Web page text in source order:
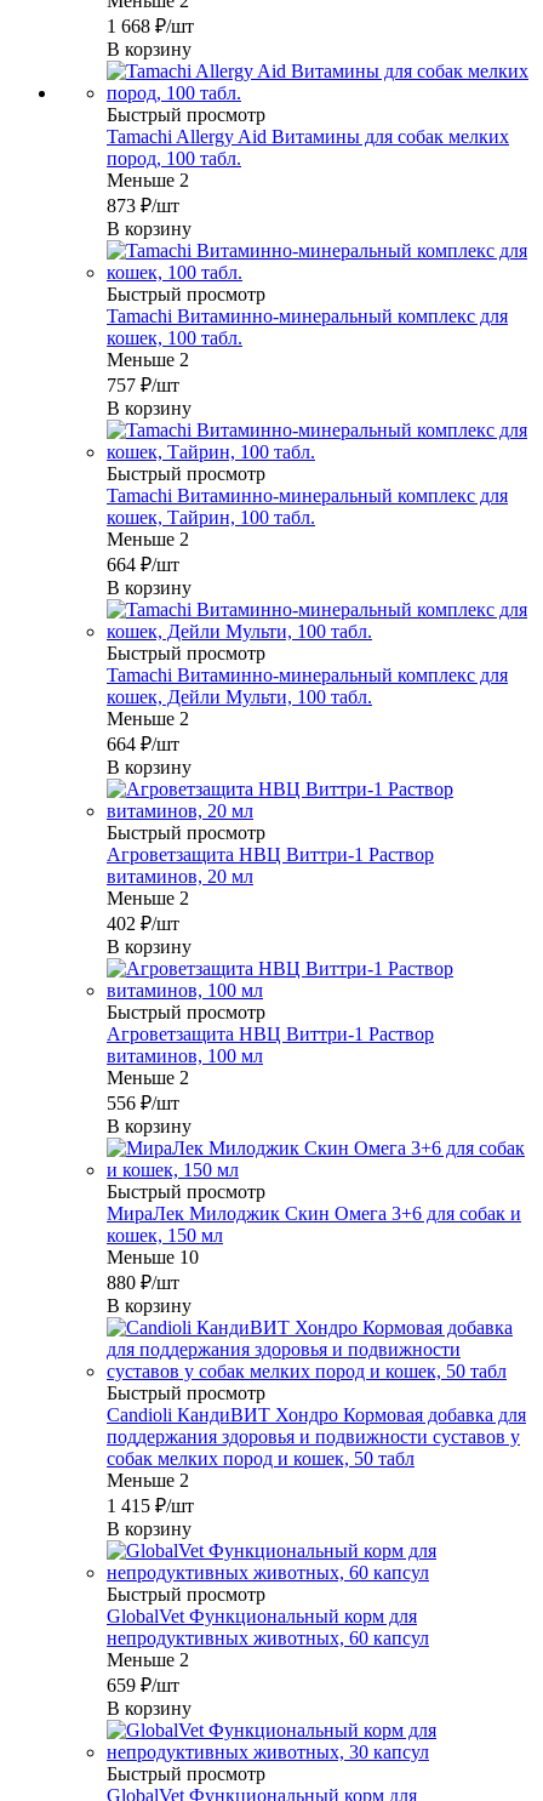
1 668 ₽/шт
В корзину
Быстрый просмотр
Tamachi Allergy Aid Витамины для собак мелких
пород, 100 табл.
Меньше 2
873 ₽/шт
В корзину
Быстрый просмотр
Tamachi Витаминно-минеральный комплекс для
кошек, 100 табл.
Меньше 2
757 ₽/шт
В корзину
Быстрый просмотр
Tamachi Витаминно-минеральный комплекс для
кошек, Тайрин, 100 табл.
Меньше 2
664 ₽/шт
В корзину
Быстрый просмотр
Tamachi Витаминно-минеральный комплекс для
кошек, Дейли Мульти, 100 табл.
Меньше 2
664 ₽/шт
В корзину
Быстрый просмотр
Агроветзащита НВЦ Виттри-1 Раствор
витаминов, 20 мл
Меньше 2
402 ₽/шт
В корзину
Быстрый просмотр
Агроветзащита НВЦ Виттри-1 Раствор
витаминов, 100 мл
Меньше 2
556 ₽/шт
В корзину
Быстрый просмотр
МираЛек Милоджик Скин Омега 3+6 для собак и
кошек, 150 мл
Меньше 10
880 ₽/шт
В корзину
Быстрый просмотр
Candioli КандиВИТ Хондро Кормовая добавка для
поддержания здоровья и подвижности суставов у
собак мелких пород и кошек, 50 табл
Меньше 2
1 415 ₽/шт
В корзину
Быстрый просмотр
GlobalVet Функциональный корм для
непродуктивных животных, 60 капсул
Меньше 2
659 ₽/шт
В корзину
Быстрый просмотр
GlobalVet Функциональный корм для